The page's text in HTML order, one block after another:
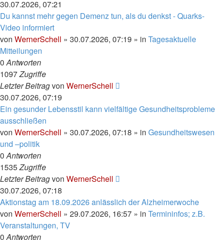
30.07.2026, 07:21
Du kannst mehr gegen Demenz tun, als du denkst - Quarks-
Video informiert
von WernerSchell » 30.07.2026, 07:19 » in Tagesaktuelle
Mitteilungen
0Antworten
1097Zugriffe
Letzter Beitragvon WernerSchell
30.07.2026, 07:19
Ein gesunder Lebensstil kann vielfältige Gesundheitsprobleme
ausschließen
von WernerSchell » 30.07.2026, 07:18 » in Gesundheitswesen
und –politik
0Antworten
1535Zugriffe
Letzter Beitragvon WernerSchell
30.07.2026, 07:18
Aktionstag am 18.09.2026 anlässlich der Alzheimerwoche
von WernerSchell » 29.07.2026, 16:57 » in Termininfos; z.B.
Veranstaltungen, TV
0Antworten